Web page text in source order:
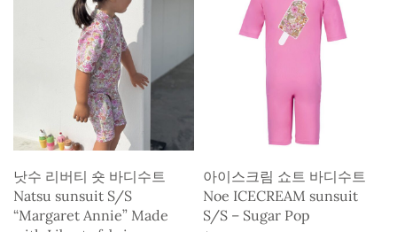
낫수 리버티 숏 바디수트
Natsu sunsuit S/S
“Margaret Annie” Made
아이스크림 쇼트 바디수트
Noe ICECREAM sunsuit
S/S – Sugar Pop